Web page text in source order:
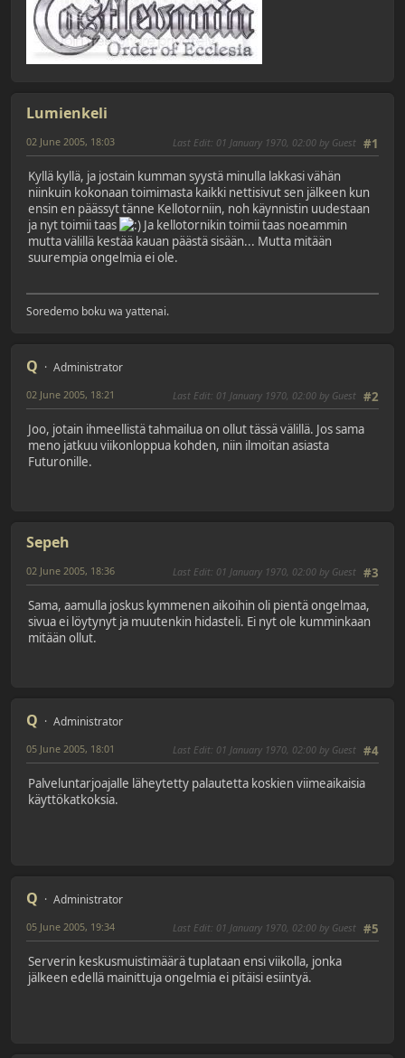
Lumienkeli
#1
02 June 2005, 18:03 Last Edit: 01 January 1970, 02:00 by Guest
Kyllä kyllä, ja jostain kumman syystä minulla lakkasi vähän
niinkuin kokonaan toimimasta kaikki nettisivut sen jälkeen kun
ensin en päässyt tänne Kellotorniin, noh käynnistin uudestaan
ja nyt toimii taas
Ja kellotornikin toimii taas noeammin
mutta välillä kestää kauan päästä sisään... Mutta mitään
suurempia ongelmia ei ole.
Soredemo boku wa yattenai.
Q Administrator
#2
02 June 2005, 18:21 Last Edit: 01 January 1970, 02:00 by Guest
Joo, jotain ihmeellistä tahmailua on ollut tässä välillä. Jos sama
meno jatkuu viikonloppua kohden, niin ilmoitan asiasta
Futuronille.
Sepeh
#3
02 June 2005, 18:36 Last Edit: 01 January 1970, 02:00 by Guest
Sama, aamulla joskus kymmenen aikoihin oli pientä ongelmaa,
sivua ei löytynyt ja muutenkin hidasteli. Ei nyt ole kumminkaan
mitään ollut.
Q Administrator
#4
05 June 2005, 18:01 Last Edit: 01 January 1970, 02:00 by Guest
Palveluntarjoajalle läheytetty palautetta koskien viimeaikaisia
käyttökatkoksia.
Q Administrator
#5
05 June 2005, 19:34 Last Edit: 01 January 1970, 02:00 by Guest
Serverin keskusmuistimäärä tuplataan ensi viikolla, jonka
jälkeen edellä mainittuja ongelmia ei pitäisi esiintyä.